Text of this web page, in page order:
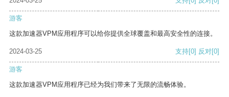
游客
这款加速器VPM应用程序可以给你提供全球覆盖和最高安全性的连接。
2024-03-25 支持[0] 反对[0]
游客
这款加速器VPM应用程序已经为我们带来了无限的流畅体验。